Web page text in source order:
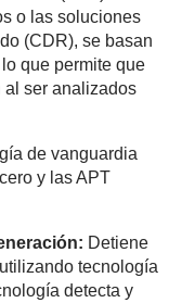
o las soluciones
(CDR), se basan
que permite que
al ser analizados
de vanguardia
y las APT
Detiene
tecnología
detecta y